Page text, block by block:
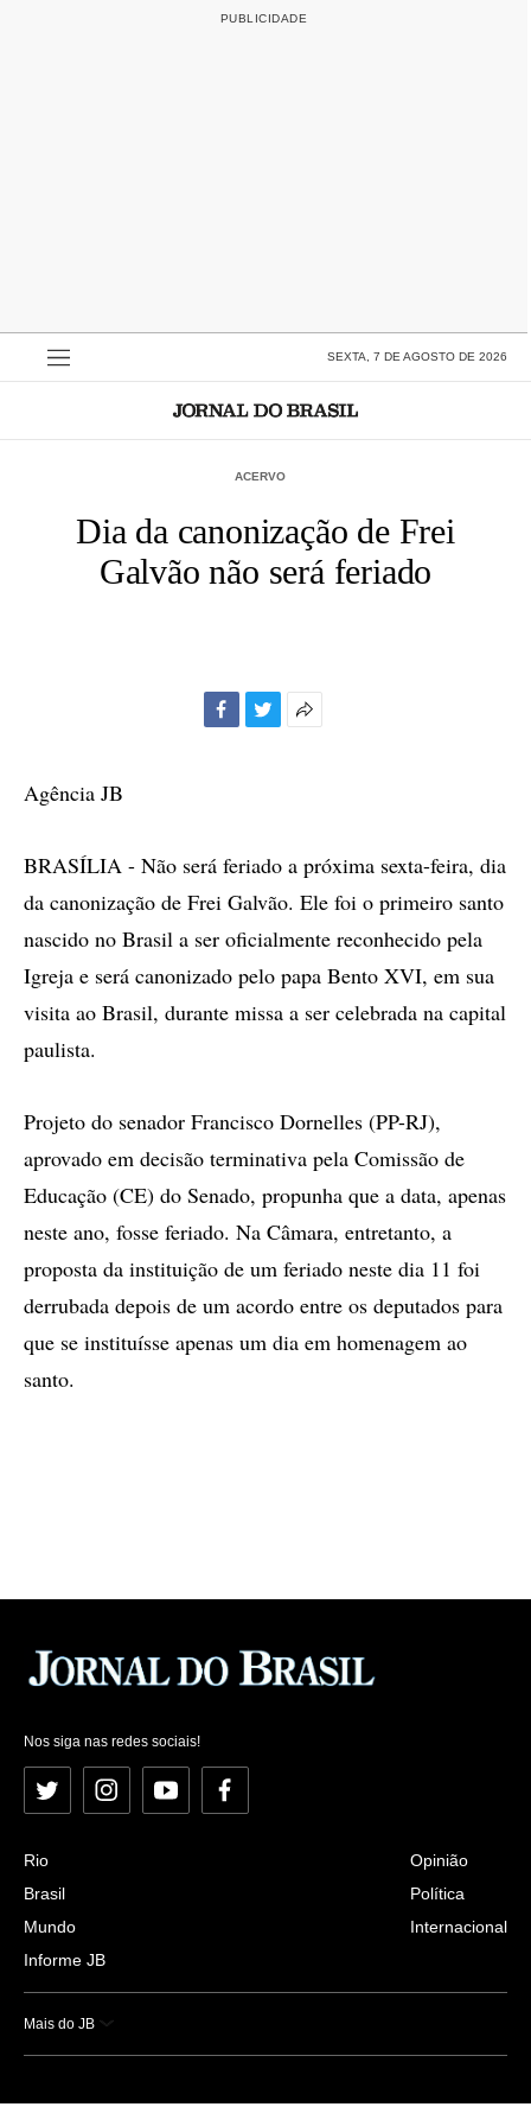
SEXTA, 7 DE AGOSTO DE 2026
ACERVO
Dia da canonização de Frei
Galvão não será feriado
Agência JB
BRASÍLIA - Não será feriado a próxima sexta-feira, dia
da canonização de Frei Galvão. Ele foi o primeiro santo
nascido no Brasil a ser oficialmente reconhecido pela
Igreja e será canonizado pelo papa Bento XVI, em sua
visita ao Brasil, durante missa a ser celebrada na capital
paulista.
Projeto do senador Francisco Dornelles (PP-RJ),
aprovado em decisão terminativa pela Comissão de
Educação (CE) do Senado, propunha que a data, apenas
neste ano, fosse feriado. Na Câmara, entretanto, a
proposta da instituição de um feriado neste dia 11 foi
derrubada depois de um acordo entre os deputados para
que se instituísse apenas um dia em homenagem ao
santo.
Nos siga nas redes sociais!
Twitter InstagramYouTubeFacebook
Rio
Brasil
Mundo
Informe JB
Opinião
Política
Internacional
Mais do JB
Esportes